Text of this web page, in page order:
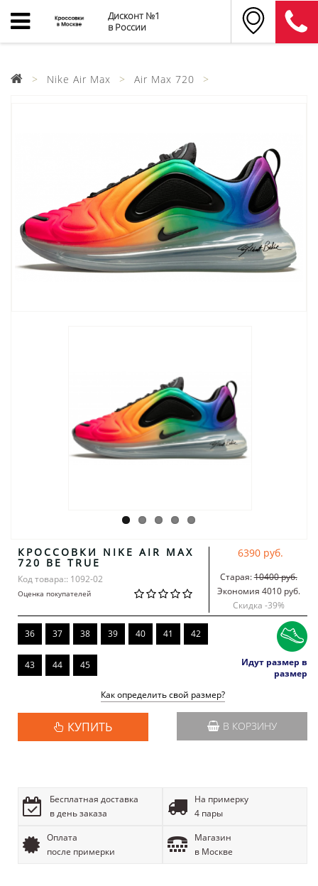
Дисконт №1
в России
Nike Air Max Air Max 720
КРОССОВКИ NIKE AIR MAX
720 BE TRUE
Код товара:: 1092-02
Оценка покупателей
6390 руб.
Старая:10400 руб.
Экономия 4010 руб.
Скидка -39%
36 37 38 39 40 41 42
43 44 45
Идут размер в
размер
Как определить свой размер?
КУПИТЬ В КОРЗИНУ
Бесплатная доставка
в день заказа
На примерку
4 пары
Оплата
после примерки
Магазин
в Москве